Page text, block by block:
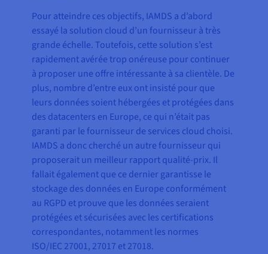
Pour atteindre ces objectifs, IAMDS a d’abord
essayé la solution cloud d’un fournisseur à très
grande échelle. Toutefois, cette solution s’est
rapidement avérée trop onéreuse pour continuer
à proposer une offre intéressante à sa clientèle. De
plus, nombre d’entre eux ont insisté pour que
leurs données soient hébergées et protégées dans
des datacenters en Europe, ce qui n’était pas
garanti par le fournisseur de services cloud choisi.
IAMDS a donc cherché un autre fournisseur qui
proposerait un meilleur rapport qualité-prix. Il
fallait également que ce dernier garantisse le
stockage des données en Europe conformément
au RGPD et prouve que les données seraient
protégées et sécurisées avec les certifications
correspondantes, notamment les normes
ISO/IEC 27001, 27017 et 27018.